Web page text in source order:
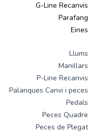
G-Line Recanvis
Parafang
Eines
Llums
Manillars
P-Line Recanvis
Palanques Canvi i peces
Pedals
Peces Quadre
Peces de Plegat